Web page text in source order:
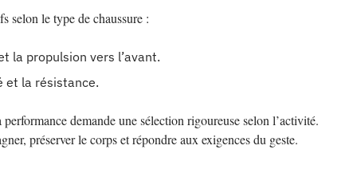
selon le type de chaussure :
la propulsion vers l’avant.
et la résistance.
demande une sélection rigoureuse selon l’activité.
préserver le corps et répondre aux exigences du geste.